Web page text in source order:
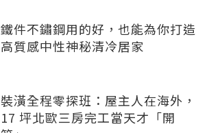
鐵件不鏽鋼用的好，也能為你打造
高質感中性神秘清冷居家
裝潢全程零探班：屋主人在海外，
17 坪北歐三房完工當天才「開